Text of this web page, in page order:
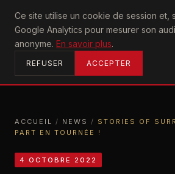
Ce site utilise un cookie de session et,
Google Analytics pour mesurer son
anonyme. En savoir plus.
REFUSER ACCEPTER
U2achtung
ACCUEIL
ACCUEIL / NEWS / STORIES OF
PART EN TOURNÉE !
4 OCTOBRE 2022